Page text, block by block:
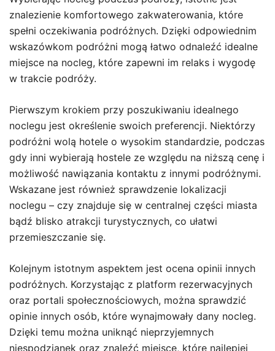
znalezienie komfortowego zakwaterowania, które
spełni oczekiwania podróżnych. Dzięki odpowiednim
wskazówkom podróżni mogą łatwo odnaleźć idealne
miejsce na nocleg, które zapewni im relaks i wygodę
w trakcie podróży.
Pierwszym krokiem przy poszukiwaniu idealnego
noclegu jest określenie swoich preferencji. Niektórzy
podróżni wolą hotele o wysokim standardzie, podczas
gdy inni wybierają hostele ze względu na niższą cenę i
możliwość nawiązania kontaktu z innymi podróżnymi.
Wskazane jest również sprawdzenie lokalizacji
noclegu – czy znajduje się w centralnej części miasta
bądź blisko atrakcji turystycznych, co ułatwi
przemieszczanie się.
Kolejnym istotnym aspektem jest ocena opinii innych
podróżnych. Korzystając z platform rezerwacyjnych
oraz portali społecznościowych, można sprawdzić
opinie innych osób, które wynajmowały dany nocleg.
Dzięki temu można uniknąć nieprzyjemnych
niespodzianek oraz znaleźć miejsce, które najlepiej